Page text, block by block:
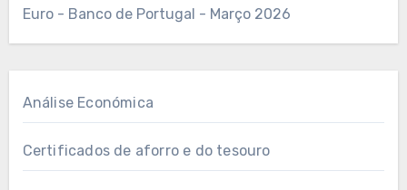
Euro - Banco de Portugal - Março 2026
Análise Económica
Certificados de aforro e do tesouro